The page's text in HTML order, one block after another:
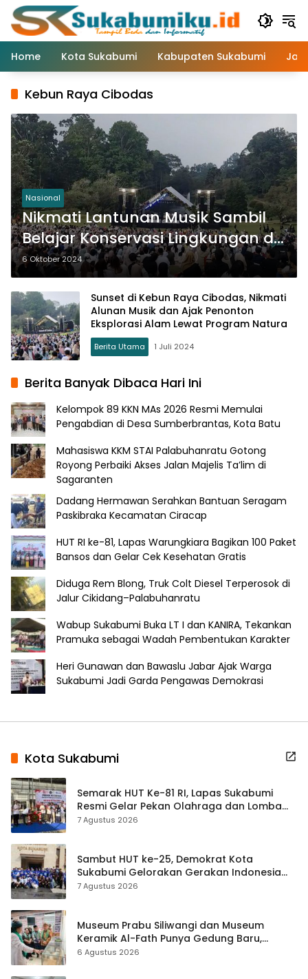
Langsung
konten
Home
Kota Sukabumi Kabupaten Sukabumi
Kebun Raya Cibodas
Nasional
Nikmati Lantunan Musik Sambil
Belajar Konservasi Lingkungan di
Konser Sunset di Kebun Raya
Cibodas
6 Oktober 2024
Sunset di Kebun Raya Cibodas, Nikmati
Alunan Musik dan Ajak Penonton
Eksplorasi Alam Lewat Program Natura
Berita Utama 1 Juli 2024
Berita Banyak Dibaca Hari Ini
Kelompok 89 KKN MAs 2026 Resmi Memulai
Pengabdian di Desa Sumberbrantas, Kota Batu
Mahasiswa KKM STAI Palabuhanratu Gotong
Royong Perbaiki Akses Jalan Majelis Ta’lim di
Sagaranten
Dadang Hermawan Serahkan Bantuan Seragam
Paskibraka Kecamatan Ciracap
HUT RI ke-81, Lapas Warungkiara Bagikan 100 Paket
Bansos dan Gelar Cek Kesehatan Gratis
Diduga Rem Blong, Truk Colt Diesel Terperosok di
Jalur Cikidang–Palabuhanratu
Wabup Sukabumi Buka LT I dan KANIRA, Tekankan
Pramuka sebagai Wadah Pembentukan Karakter
Heri Gunawan dan Bawaslu Jabar Ajak Warga
Sukabumi Jadi Garda Pengawas Demokrasi
Kota Sukabumi
Semarak HUT Ke-81 RI, Lapas Sukabumi
Resmi Gelar Pekan Olahraga dan Lomba
Tradisional
7 Agustus 2026
Sambut HUT ke-25, Demokrat Kota
Sukabumi Gelorakan Gerakan Indonesia
ASRI Lewat Aksi Bersih Masjid Agung
7 Agustus 2026
Museum Prabu Siliwangi dan Museum
Keramik Al-Fath Punya Gedung Baru,
Hampir 500 Koleksi Dipisahkan
6 Agustus 2026